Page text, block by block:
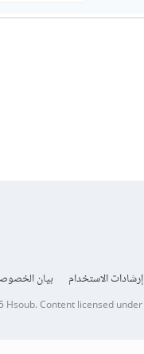
إرشادات الاستخدام بيان
Hsoub.Content licensed under